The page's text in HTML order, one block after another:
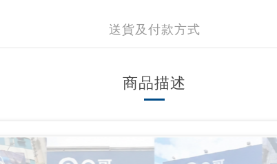
送貨及付款方式
商品描述